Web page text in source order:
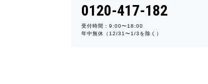
0120-417-182
受付時間：9:00〜18:00
年中無休（12/31〜1/3を除く）